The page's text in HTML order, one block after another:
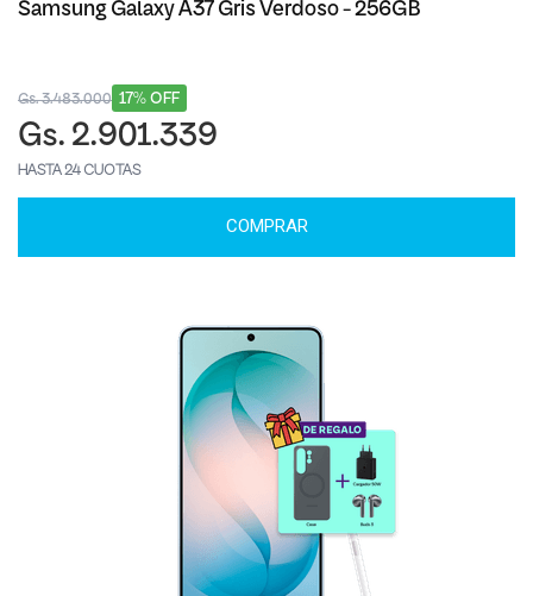
Samsung Galaxy A37 Gris Verdoso - 256GB
17% OFF
Gs. 3.483.000
Gs. 2.901.339
HASTA 24 CUOTAS
COMPRAR